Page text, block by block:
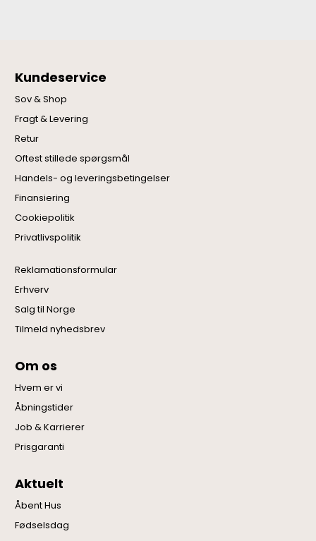
Kundeservice
Sov & Shop
Fragt & Levering
Retur
Oftest stillede spørgsmål
Handels- og leveringsbetingelser
Finansiering
Cookiepolitik
Privatlivspolitik
Reklamationsformular
Erhverv
Salg til Norge
Tilmeld nyhedsbrev
Om os
Hvem er vi
Åbningstider
Job & Karrierer
Prisgaranti
Aktuelt
Åbent Hus
Fødselsdag